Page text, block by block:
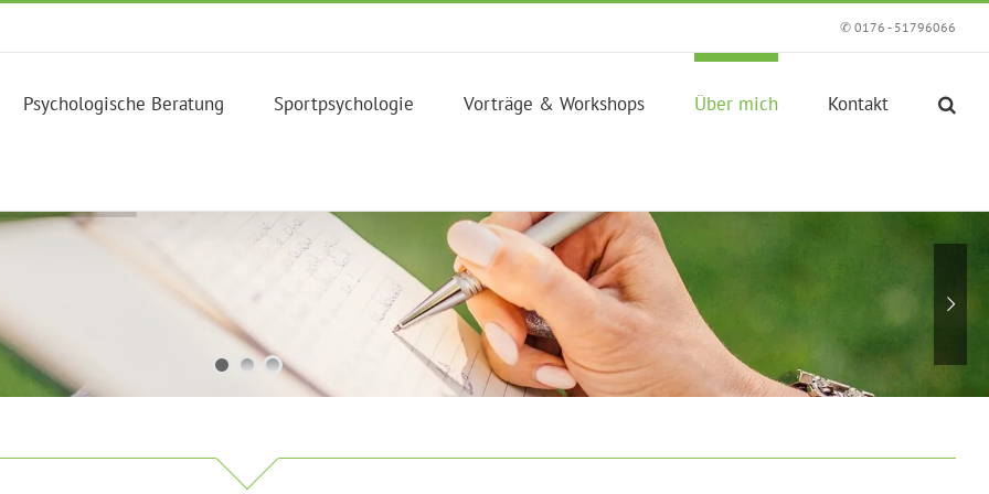
✆ 0176 - 51796066
Psychologische Beratung Sportpsychologie Vorträge & Workshops Über mich Kontakt